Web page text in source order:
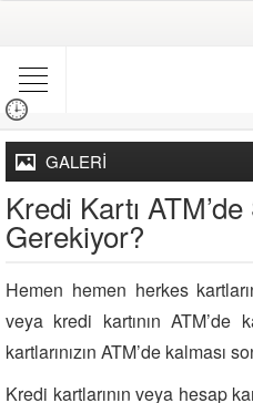
GALERİ
Kredi Kartı ATM’de
Gerekiyor?
Hemen hemen herkes
veya kredi kartının ATM’de
kartlarınızın ATM’de kalması
Kredi kartlarının veya hesap